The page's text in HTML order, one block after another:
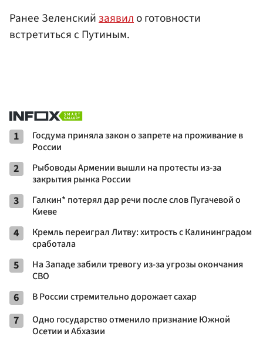
Ранее Зеленскийзаявило готовности
встретиться с Путиным.
1
Госдума приняла закон о запрете на проживание в
России
2
Рыбоводы Армении вышли на протесты из-за
закрытия рынка России
3
Галкин* потерял дар речи после слов Пугачевой о
Киеве
4
Кремль переиграл Литву: хитрость с Калининградом
сработала
5
На Западе забили тревогу из-за угрозы окончания
СВО
6 В России стремительно дорожает сахар
7
Одно государство отменило признание Южной
Осетии и Абхазии